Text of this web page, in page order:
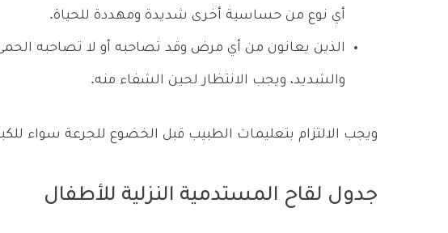
أي نوع من حساسية أخرى شديدة ومهددة للحياة.
الذين يعانون من أي مرض وقد تصاحبه أو لا تصاحبه
والشديد، ويجب الانتظار لحين الشفاء منه.
ويجب الالتزام بتعليمات الطبيب قبل الخضوع للجرعة سواء
جدول لقاح المستدمية النزلية للأطفال